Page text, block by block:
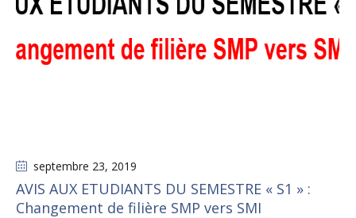
septembre 23, 2019
AVIS AUX ETUDIANTS DU SEMESTRE « S1 » :
Changement de filière SMP vers SMI